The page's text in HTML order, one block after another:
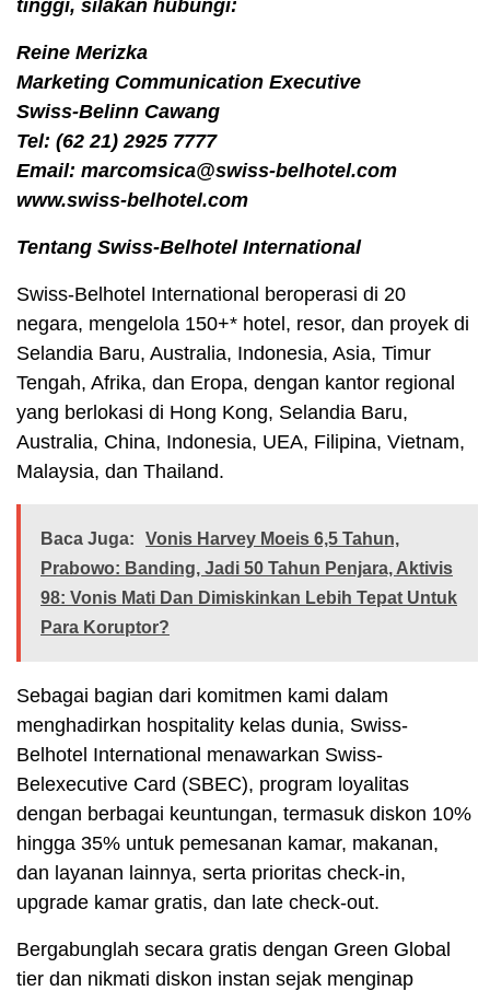
tinggi, silakan hubungi:
Reine Merizka
Marketing Communication Executive
Swiss-Belinn Cawang
Tel: (62 21) 2925 7777
Email: marcomsica@swiss-belhotel.com
www.swiss-belhotel.com
Tentang Swiss-Belhotel International
Swiss-Belhotel International beroperasi di 20
negara, mengelola 150+* hotel, resor, dan proyek di
Selandia Baru, Australia, Indonesia, Asia, Timur
Tengah, Afrika, dan Eropa, dengan kantor regional
yang berlokasi di Hong Kong, Selandia Baru,
Australia, China, Indonesia, UEA, Filipina, Vietnam,
Malaysia, dan Thailand.
Baca Juga:
Vonis Harvey Moeis 6,5 Tahun,
Prabowo: Banding, Jadi 50 Tahun Penjara, Aktivis
98: Vonis Mati Dan Dimiskinkan Lebih Tepat Untuk
Para Koruptor?
Sebagai bagian dari komitmen kami dalam
menghadirkan hospitality kelas dunia, Swiss-
Belhotel International menawarkan Swiss-
Belexecutive Card (SBEC), program loyalitas
dengan berbagai keuntungan, termasuk diskon 10%
hingga 35% untuk pemesanan kamar, makanan,
dan layanan lainnya, serta prioritas check-in,
upgrade kamar gratis, dan late check-out.
Bergabunglah secara gratis dengan Green Global
tier dan nikmati diskon instan sejak menginap